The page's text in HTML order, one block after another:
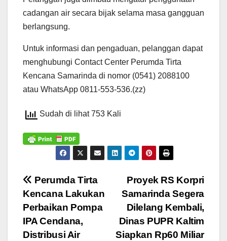
cadangan air secara bijak selama masa gangguan
berlangsung.
Untuk informasi dan pengaduan, pelanggan dapat
menghubungi Contact Center Perumda Tirta
Kencana Samarinda di nomor (0541) 2088100
atau WhatsApp 0811-553-536.(zz)
Sudah di lihat 753 Kali
Navigasi
pos
Proyek RS Korpri
Samarinda Segera
Dilelang Kembali,
Dinas PUPR Kaltim
Siapkan Rp60 Miliar
Perumda Tirta
Kencana Lakukan
Perbaikan Pompa
IPA Cendana,
Distribusi Air